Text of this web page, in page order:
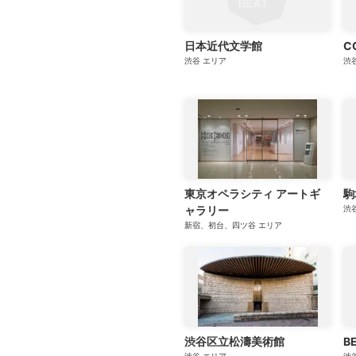
​日本近代文学館
渋谷 エリア 渋
東京オペラシティ アートギ
ャラリー
新宿、初台、四ツ谷 エリア
渋
渋谷区立松濤美術館